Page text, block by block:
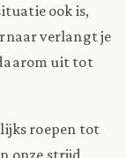
ook is,
verlangt je
uit tot
roepen tot
onze strijd